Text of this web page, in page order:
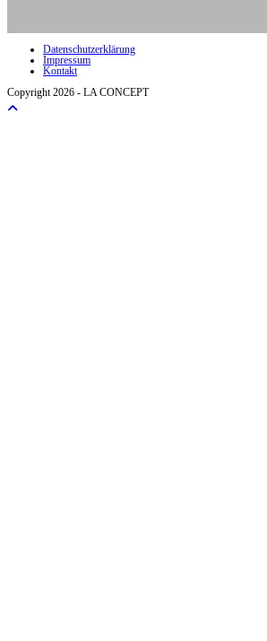
Datenschutzerklärung
Impressum
Kontakt
Copyright 2026 - LA CONCEPT